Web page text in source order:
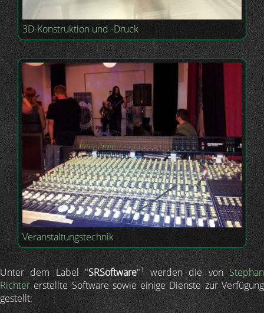
3D-Konstruktion und -Druck
Veranstaltungstechnik
Unter dem Label "SRSoftware"1werden die vonStephan
Richtererstellte Software sowie einige Dienste zur Verfügung
gestellt: